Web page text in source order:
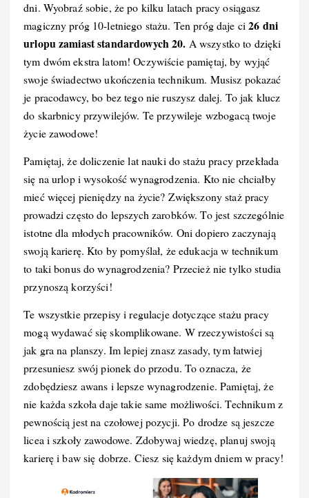
dni. Wyobraź sobie, że po kilku latach pracy osiągasz
magiczny próg 10-letniego stażu. Ten próg daje ci26 dni
urlopu zamiast standardowych 20. A wszystko to dzięki
tym dwóm ekstra latom! Oczywiście pamiętaj, by wyjąć
swoje świadectwo ukończenia technikum. Musisz pokazać
je pracodawcy, bo bez tego nie ruszysz dalej. To jak klucz
do skarbnicy przywilejów. Te przywileje wzbogacą twoje
życie zawodowe!
Pamiętaj, że doliczenie lat nauki do stażu pracy przekłada
się na urlop i wysokość wynagrodzenia. Kto nie chciałby
mieć więcej pieniędzy na życie? Zwiększony staż pracy
prowadzi często do lepszych zarobków. To jest szczególnie
istotne dla młodych pracowników. Oni dopiero zaczynają
swoją karierę. Kto by pomyślał, że edukacja w technikum
to taki bonus do wynagrodzenia? Przecież nie tylko studia
przynoszą korzyści!
Te wszystkie przepisy i regulacje dotyczące stażu pracy
mogą wydawać się skomplikowane. W rzeczywistości są
jak gra na planszy. Im lepiej znasz zasady, tym łatwiej
przesuniesz swój pionek do przodu. To oznacza, że
zdobędziesz awans i lepsze wynagrodzenie. Pamiętaj, że
nie każda szkoła daje takie same możliwości. Technikum z
pewnością jest na czołowej pozycji. Po drodze są jeszcze
licea i szkoły zawodowe. Zdobywaj wiedzę, planuj swoją
karierę i baw się dobrze. Ciesz się każdym dniem w pracy!